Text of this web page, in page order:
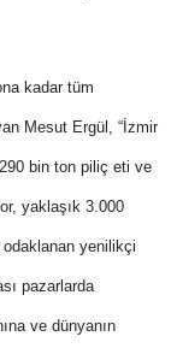
kadar tüm
Mesut Ergül, “İzmir
bin ton piliç eti ve
yaklaşık 3.000
yenilikçi
pazarlarda
ve dünyanın